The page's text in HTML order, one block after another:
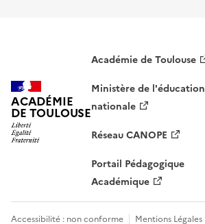
ACADÉMIE
DE TOULOUSE
Académie de Toulouse
Ministère de l'éducation
nationale
Réseau CANOPE
Portail Pédagogique
Académique
Accessibilité : non conforme Mentions Légales